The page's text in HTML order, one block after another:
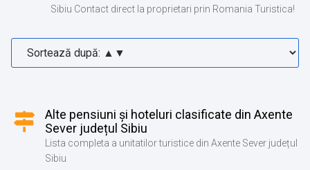
Sibiu Contact direct la proprietari prin Romania Turistica!
Alte pensiuni și hoteluri clasificate din Axente
Sever județul Sibiu
Lista completa a unitatilor turistice din Axente Sever județul
Sibiu